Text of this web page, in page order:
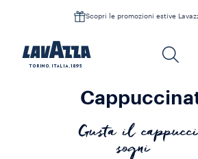
Scopri le promozioni estive
Gusta il
sogni